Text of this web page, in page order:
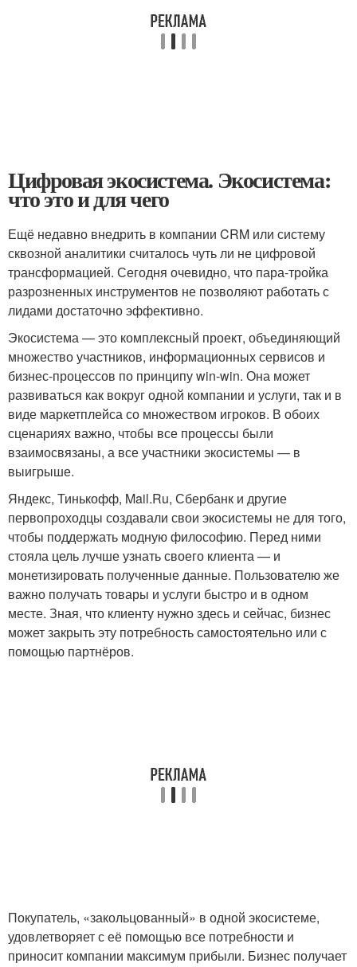
Цифровая экосистема. Экосистема:
что это и для чего
Ещё недавно внедрить в компании CRM или систему
сквозной аналитики считалось чуть ли не цифровой
трансформацией. Сегодня очевидно, что пара-тройка
разрозненных инструментов не позволяют работать с
лидами достаточно эффективно.
Экосистема — это комплексный проект, объединяющий
множество участников, информационных сервисов и
бизнес-процессов по принципу win-win. Она может
развиваться как вокруг одной компании и услуги, так и в
виде маркетплейса со множеством игроков. В обоих
сценариях важно, чтобы все процессы были
взаимосвязаны, а все участники экосистемы — в
выигрыше.
Яндекс, Тинькофф, Mail.Ru, Сбербанк и другие
первопроходцы создавали свои экосистемы не для того,
чтобы поддержать модную философию. Перед ними
стояла цель лучше узнать своего клиента — и
монетизировать полученные данные. Пользователю же
важно получать товары и услуги быстро и в одном
месте. Зная, что клиенту нужно здесь и сейчас, бизнес
может закрыть эту потребность самостоятельно или с
помощью партнёров.
Покупатель, «закольцованный» в одной экосистеме,
удовлетворяет с её помощью все потребности и
приносит компании максимум прибыли. Бизнес получает